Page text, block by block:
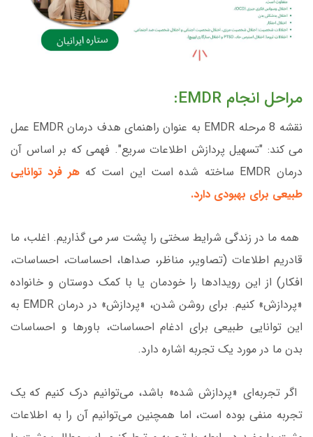
مراحل انجام EMDR:
نقشه 8 مرحله EMDR به عنوان راهنمای هدف درمان EMDR عمل
می کند: "تسهیل پردازش اطلاعات سریع". فهمی که بر اساس آن
درمان EMDR ساخته شده است این است که
هر فرد توانایی
طبیعی برای بهبودی دارد.
همه ما در زندگی شرایط سختی را پشت سر می گذاریم. اغلب، ما
قادریم اطلاعات (تصاویر، مناظر، صداها، احساسات، احساسات،
افکار) از این رویدادها را خودمان یا با کمک دوستان و خانواده
«پردازش» کنیم. برای روشن شدن، «پردازش» در درمان EMDR به
این توانایی طبیعی برای ادغام احساسات، باورها و احساسات
بدن ما در مورد یک تجربه اشاره دارد.
اگر تجربه‌ای «پردازش شده» باشد، می‌توانیم درک کنیم که یک
تجربه منفی بوده است، اما همچنین می‌توانیم آن را به اطلاعات